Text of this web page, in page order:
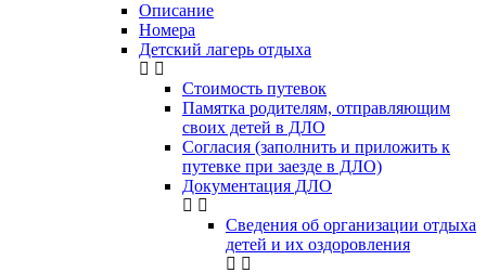
Описание
Номера
Детский лагерь отдыха
Стоимость путевок
Памятка родителям, отправляющим
своих детей в ДЛО
Согласия (заполнить и приложить к
путевке при заезде в ДЛО)
Документация ДЛО
Сведения об организации отдыха
детей и их оздоровления